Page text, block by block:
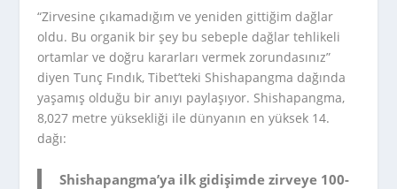
“Zirvesine çıkamadığım ve yeniden gittiğim dağlar
oldu. Bu organik bir şey bu sebeple dağlar tehlikeli
ortamlar ve doğru kararları vermek zorundasınız”
diyen Tunç Fındık, Tibet’teki Shishapangma dağında
yaşamış olduğu bir anıyı paylaşıyor. Shishapangma,
8,027 metre yüksekliği ile dünyanın en yüksek 14.
dağı:
Shishapangma’ya ilk gidişimde zirveye 100-